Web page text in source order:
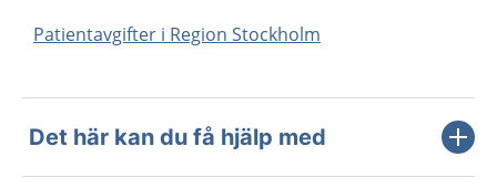
Patientavgifter i Region Stockholm
Det här kan du få hjälp med